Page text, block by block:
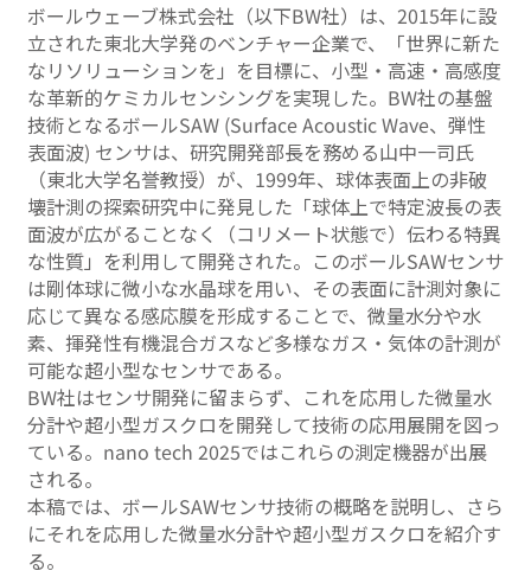
ボールウェーブ株式会社（以下BW社）は、2015年に設
立された東北大学発のベンチャー企業で、「世界に新た
なリソリューションを」を目標に、小型・高速・高感度
な革新的ケミカルセンシングを実現した。BW社の基盤
技術となるボールSAW (Surface Acoustic Wave、弾性
表面波) センサは、研究開発部長を務める山中一司氏
（東北大学名誉教授）が、1999年、球体表面上の非破
壊計測の探索研究中に発見した「球体上で特定波長の表
面波が広がることなく（コリメート状態で）伝わる特異
な性質」を利用して開発された。このボールSAWセンサ
は剛体球に微小な水晶球を用い、その表面に計測対象に
応じて異なる感応膜を形成することで、微量水分や水
素、揮発性有機混合ガスなど多様なガス・気体の計測が
可能な超小型なセンサである。
BW社はセンサ開発に留まらず、これを応用した微量水
分計や超小型ガスクロを開発して技術の応用展開を図っ
ている。nano tech 2025ではこれらの測定機器が出展
される。
本稿では、ボールSAWセンサ技術の概略を説明し、さら
にそれを応用した微量水分計や超小型ガスクロを紹介す
る。